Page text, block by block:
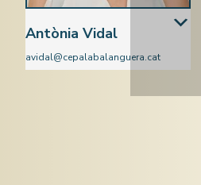
Antònia Vidal
avidal@cepalabalanguera.cat
Àmbit cientificotecnològic